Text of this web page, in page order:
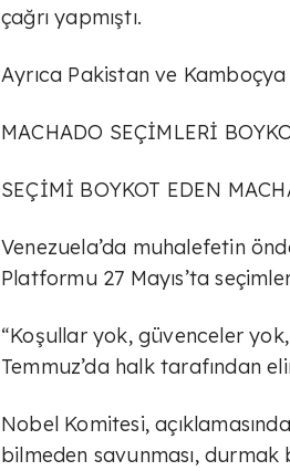
çağrı yapmıştı.
Ayrıca Pakistan ve
MACHADO SEÇİMLERİ
SEÇİMİ BOYKOT EDEN
Venezuela’da muhalefetin
Platformu 27 Mayıs’ta
“Koşullar yok, güvenceler
Temmuz’da halk tarafından
Nobel Komitesi,
bilmeden savunması,